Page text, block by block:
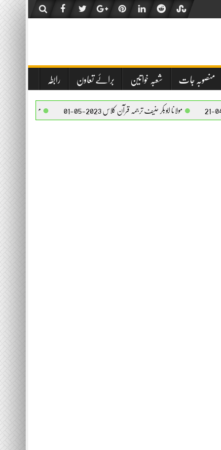
منصوبہ جات شعبہ خواتین برائے تعاون رابطہ
ابوبکر حنیف ترجمہ قرآن کلاس 2023-05-01 مولانا ابوبکر حنیف ترجمہ قرآن کلاس 2023-05-01